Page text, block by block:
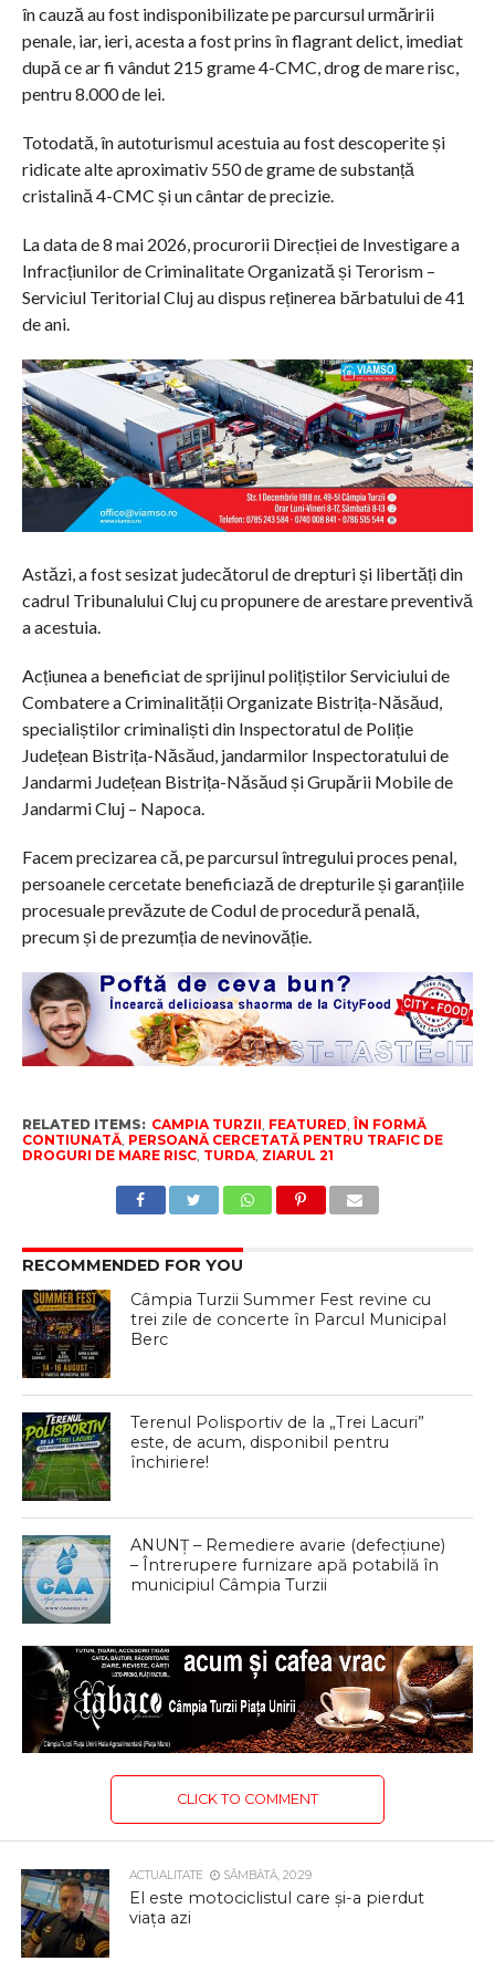
în cauză au fost indisponibilizate pe parcursul urmăririi
penale, iar, ieri, acesta a fost prins în flagrant delict, imediat
după ce ar fi vândut 215 grame 4-CMC, drog de mare risc,
pentru 8.000 de lei.
Totodată, în autoturismul acestuia au fost descoperite și
ridicate alte aproximativ 550 de grame de substanță
cristalină 4-CMC și un cântar de precizie.
La data de 8 mai 2026, procurorii Direcției de Investigare a
Infracțiunilor de Criminalitate Organizată și Terorism –
Serviciul Teritorial Cluj au dispus reținerea bărbatului de 41
de ani.
Astăzi, a fost sesizat judecătorul de drepturi și libertăți din
cadrul Tribunalului Cluj cu propunere de arestare preventivă
a acestuia.
Acțiunea a beneficiat de sprijinul polițiștilor Serviciului de
Combatere a Criminalității Organizate Bistrița-Năsăud,
specialiștilor criminaliști din Inspectoratul de Poliție
Județean Bistrița-Năsăud, jandarmilor Inspectoratului de
Jandarmi Județean Bistrița-Năsăud și Grupării Mobile de
Jandarmi Cluj – Napoca.
Facem precizarea că, pe parcursul întregului proces penal,
persoanele cercetate beneficiază de drepturile și garanțiile
procesuale prevăzute de Codul de procedură penală,
precum și de prezumția de nevinovăție.
RELATED ITEMS: CAMPIA TURZII FEATURED ,ÎN FORMĂ
CONTIUNATĂ, PERSOANĂ CERCETATĂ PENTRU TRAFIC DE
DROGURI DE MARE RISC, TURDA, ZIARUL 21
RECOMMENDED FOR YOU
Câmpia Turzii Summer Fest revine cu
trei zile de concerte în Parcul Municipal
Berc
Terenul Polisportiv de la „Trei Lacuri”
este, de acum, disponibil pentru
închiriere!
ANUNȚ – Remediere avarie (defecțiune)
– Întrerupere furnizare apă potabilă în
municipiul Câmpia Turzii
CLICK TO COMMENT
ACTUALITATE SÂMBĂTĂ, 20:29
El este motociclistul care și-a pierdut
viața azi